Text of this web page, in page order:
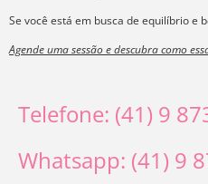
Se você está em busca de equilíbrio e
Agende uma sessão e descubra como
Telefone: (41) 9
Whatsapp: (41) 9